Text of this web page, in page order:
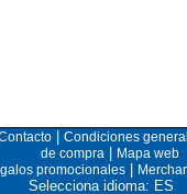
| Condiciones
de compra|
Mapa web
promocionales|
Selecciona idioma: ES